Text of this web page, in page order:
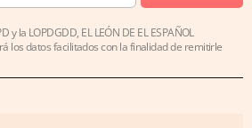
y la LOPDGDD, EL LEÓN DE EL ESPAÑOL
los datos facilitados con la finalidad de remitirle